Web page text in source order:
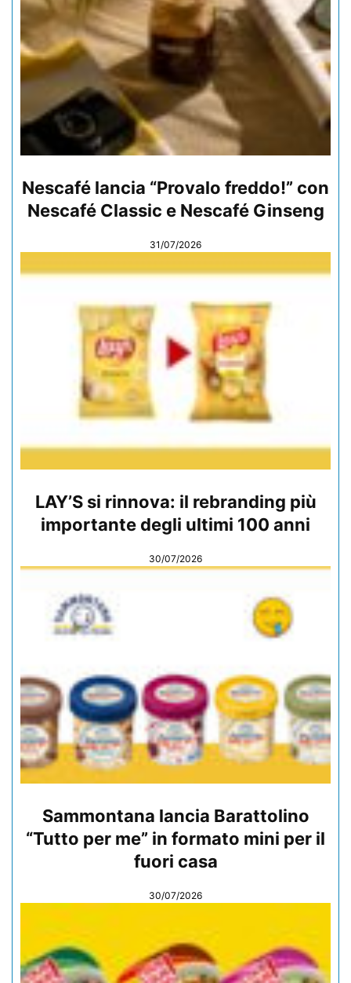
Nescafé lancia “Provalo freddo!” con
Nescafé Classic e Nescafé Ginseng
31/07/2026
LAY’S si rinnova: il rebranding più
importante degli ultimi 100 anni
30/07/2026
Sammontana lancia Barattolino
“Tutto per me” in formato mini per il
fuori casa
30/07/2026